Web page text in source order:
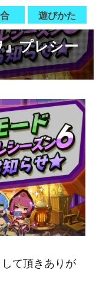
遊びかた
プレシー
て頂きありが